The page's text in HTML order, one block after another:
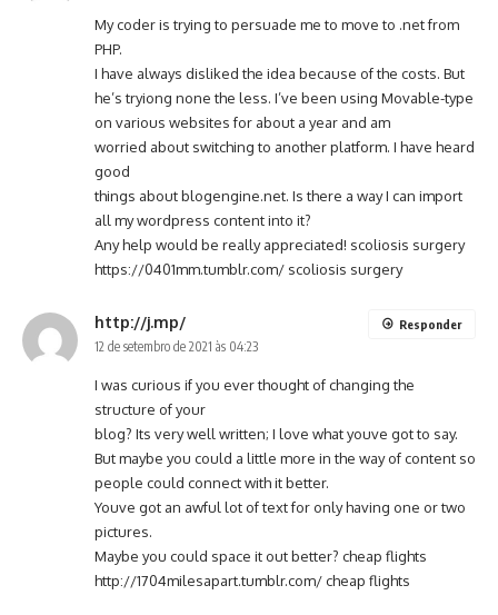
My coder is trying to persuade me to move to .net from
PHP.
I have always disliked the idea because of the costs. But
he’s tryiong none the less. I’ve been using Movable-type
on various websites for about a year and am
worried about switching to another platform. I have heard
good
things about blogengine.net. Is there a way I can import
all my wordpress content into it?
Any help would be really appreciated! scoliosis surgery
https://0401mm.tumblr.com/ scoliosis surgery
http://j.mp/
12 de setembro de 2021 às 04:23
I was curious if you ever thought of changing the
structure of your
blog? Its very well written; I love what youve got to say.
But maybe you could a little more in the way of content so
people could connect with it better.
Youve got an awful lot of text for only having one or two
pictures.
Maybe you could space it out better? cheap flights
http://1704milesapart.tumblr.com/ cheap flights
Responder